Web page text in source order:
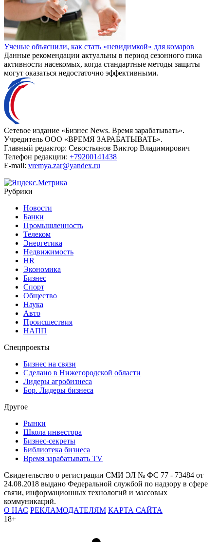
Ученые объяснили, как стать «невидимкой» для комаров
Данные рекомендации актуальны в период сезонного пика
активности насекомых, когда стандартные методы защиты
могут оказаться недостаточно эффективными.
Сетевое издание «Бизнес News. Время зарабатывать».
Учредитель ООО «ВРЕМЯ ЗАРАБАТЫВАТЬ».
Главный редактор: Севостьянов Виктор Владимирович
Телефон редакции: +79200141438
E-mail: vremya.zar@yandex.ru
Рубрики
Новости
Банки
Промышленность
Телеком
Энергетика
Недвижимость
HR
Экономика
Бизнес
Спорт
Общество
Наука
Авто
Происшествия
НАПП
Спецпроекты
Бизнес на связи
Сделано в Нижегородской области
Лидеры агробизнеса
Бор. Лидеры бизнеса
Другое
Рынки
Школа инвестора
Бизнес-секреты
Библиотека бизнеса
Время зарабатывать TV
Свидетельство о регистрации СМИ ЭЛ № ФС 77 - 73484 от
24.08.2018 выдано Федеральной службой по надзору в сфере
связи, информационных технологий и массовых
коммуникаций.
О НАС РЕКЛАМОДАТЕЛЯМ КАРТА САЙТА
18+